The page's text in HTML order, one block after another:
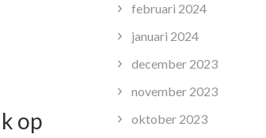
op
februari 2024
januari 2024
december 2023
november 2023
oktober 2023